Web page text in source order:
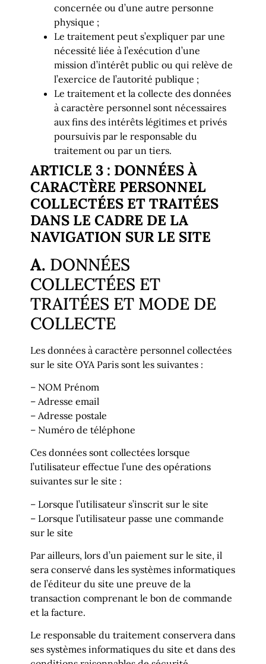
concernée ou d’une autre personne
physique ;
Le traitement peut s’expliquer par une
nécessité liée à l’exécution d’une
mission d’intérêt public ou qui relève de
l’exercice de l’autorité publique ;
Le traitement et la collecte des données
à caractère personnel sont nécessaires
aux fins des intérêts légitimes et privés
poursuivis par le responsable du
traitement ou par un tiers.
ARTICLE 3 : DONNÉES À
CARACTÈRE PERSONNEL
COLLECTÉES ET TRAITÉES
DANS LE CADRE DE LA
NAVIGATION SUR LE SITE
A. DONNÉES
COLLECTÉES ET
TRAITÉES ET MODE DE
COLLECTE
Les données à caractère personnel collectées
sur le site OYA Paris sont les suivantes :
– NOM Prénom
– Adresse email
– Adresse postale
– Numéro de téléphone
Ces données sont collectées lorsque
l’utilisateur effectue l’une des opérations
suivantes sur le site :
– Lorsque l’utilisateur s’inscrit sur le site
– Lorsque l’utilisateur passe une commande
sur le site
Par ailleurs, lors d’un paiement sur le site, il
sera conservé dans les systèmes informatiques
de l’éditeur du site une preuve de la
transaction comprenant le bon de commande
et la facture.
Le responsable du traitement conservera dans
ses systèmes informatiques du site et dans des